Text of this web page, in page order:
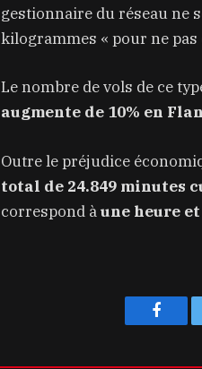
gestionnaire du réseau ne
kilogrammes « pour ne
Le nombre de vols de ce
augmente de 10% en
Outre le préjudice
total de 24.849 minutes
correspond àune heure